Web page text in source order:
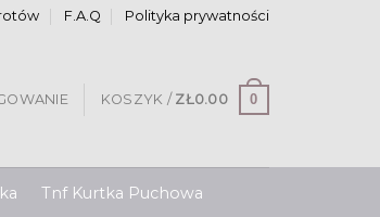
F.A.Q Polityka prywatności
KOSZYK / ZŁ0.00 0
Tnf Kurtka Puchowa